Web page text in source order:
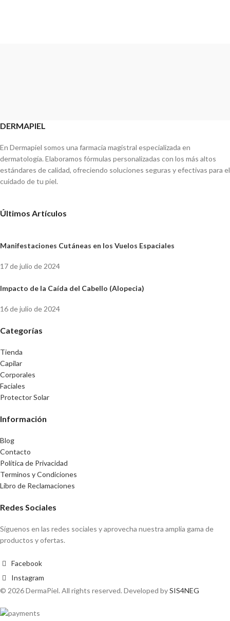
DERMAPIEL
En Dermapiel somos una farmacia magistral especializada en
dermatología. Elaboramos fórmulas personalizadas con los más altos
estándares de calidad, ofreciendo soluciones seguras y efectivas para el
cuidado de tu piel.
Últimos Artículos
Manifestaciones Cutáneas en los Vuelos Espaciales
17 de julio de 2024
Impacto de la Caída del Cabello (Alopecia)
16 de julio de 2024
Categorías
Tienda
Capilar
Corporales
Faciales
Protector Solar
Información
Blog
Contacto
Política de Privacidad
Terminos y Condiciones
Libro de Reclamaciones
Redes Sociales
Síguenos en las redes sociales y aprovecha nuestra amplia gama de
productos y ofertas.
Facebook
Instagram
© 2026 DermaPiel. All rights reserved. Developed bySIS4NEG